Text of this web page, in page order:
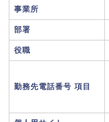
事業所
部署
役職
勤務先電話番号 項目